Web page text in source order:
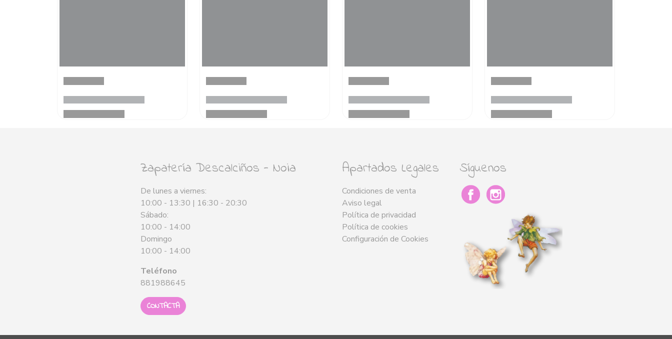
Zapatería Descalciños - Noia
De lunes a viernes:
10:00 - 13:30 | 16:30 - 20:30
Sábado:
10:00 - 14:00
Domingo
10:00 - 14:00
Teléfono
881988645
CONTACTA
Apartados Legales
Condiciones de venta
Aviso legal
Política de privacidad
Política de cookies
Configuración de Cookies
Síguenos